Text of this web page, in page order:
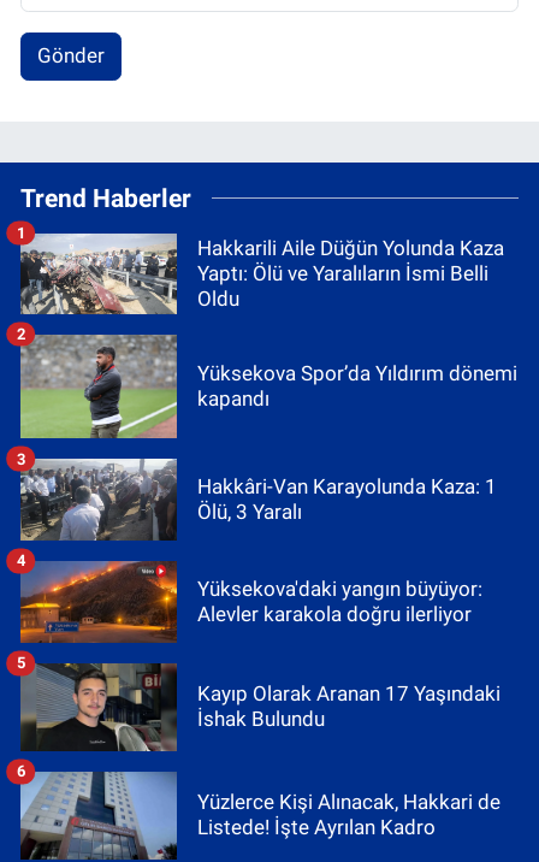
Gönder
Trend Haberler
Hakkarili Aile Düğün Yolunda Kaza
Yaptı: Ölü ve Yaralıların İsmi Belli
Oldu
1
Yüksekova Spor’da Yıldırım dönemi
kapandı
2
Hakkâri-Van Karayolunda Kaza: 1
Ölü, 3 Yaralı
3
Yüksekova'daki yangın büyüyor:
Alevler karakola doğru ilerliyor
4
Kayıp Olarak Aranan 17 Yaşındaki
İshak Bulundu
5
Yüzlerce Kişi Alınacak, Hakkari de
Listede! İşte Ayrılan Kadro
6